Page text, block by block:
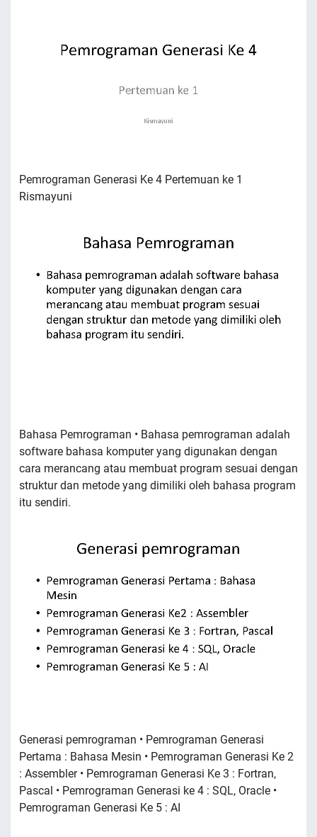
Pemrograman Generasi Ke 4 Pertemuan ke 1
Rismayuni
Bahasa Pemrograman • Bahasa pemrograman adalah
software bahasa komputer yang digunakan dengan
cara merancang atau membuat program sesuai dengan
struktur dan metode yang dimiliki oleh bahasa program
itu sendiri.
Generasi pemrograman • Pemrograman Generasi
Pertama : Bahasa Mesin • Pemrograman Generasi Ke 2
: Assembler • Pemrograman Generasi Ke 3 : Fortran,
Pascal • Pemrograman Generasi ke 4 : SQL, Oracle •
Pemrograman Generasi Ke 5 : AI